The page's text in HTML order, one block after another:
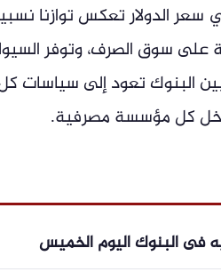
سعر الدولار تعكس توازنا
على سوق الصرف، وتوفر
البنوك تعود إلى سياسات
كل مؤسسة مصرفية.
فى البنوك اليوم الخميس